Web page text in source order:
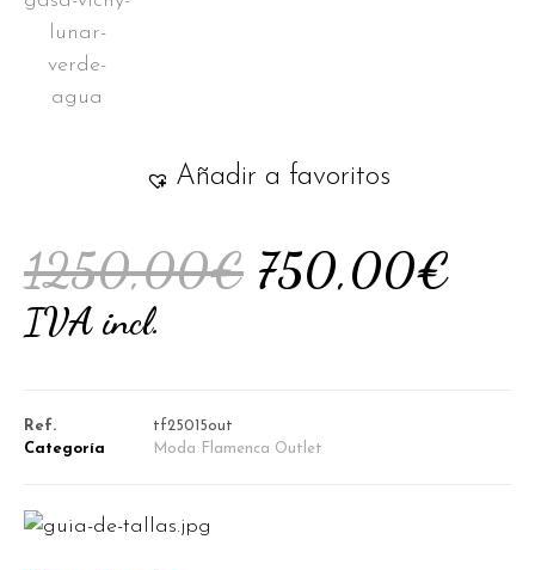
1250,00€ 750,00€
IVA incl.
Ref.
tf25015out
Categoría
Moda Flamenca Outlet
Añadir a favoritos